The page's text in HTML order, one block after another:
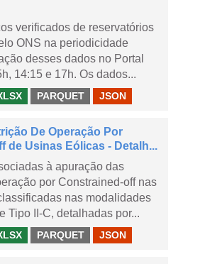
verificados de reservatórios
ONS na periodicidade
desses dados no Portal
14:15 e 17h. Os dados...
PARQUET JSON
De Operação Por
de Usinas Eólicas - Detalh...
à apuração das
por Constrained-off nas
nas modalidades
Tipo II-C, detalhadas por...
PARQUET JSON